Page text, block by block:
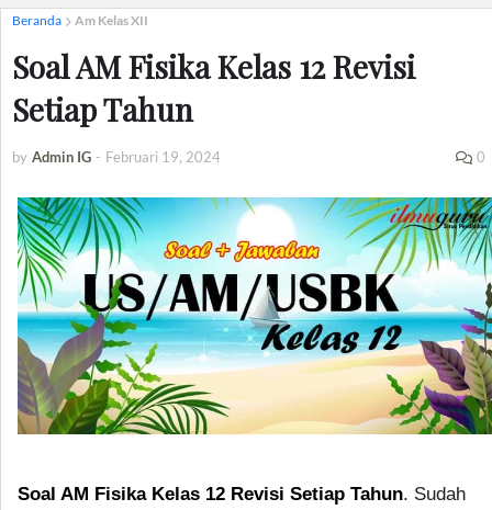
Beranda Am Kelas XII
Soal AM Fisika Kelas 12 Revisi
Setiap Tahun
by Admin IG - Februari 19, 2024 0
Soal AM Fisika Kelas 12 Revisi Setiap Tahun. Sudah